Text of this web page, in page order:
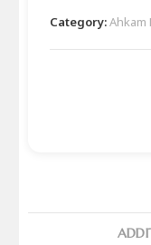
Category:Ahkam